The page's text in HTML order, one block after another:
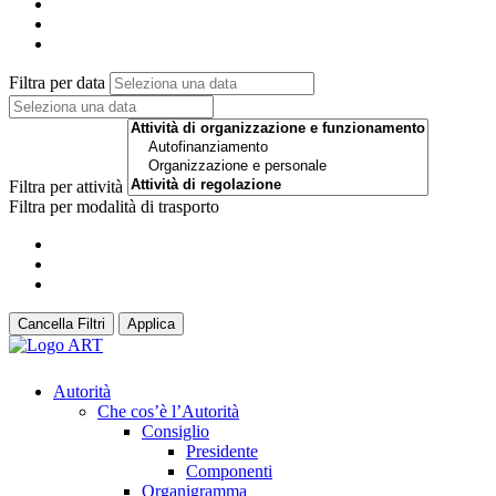
Filtra per data
Filtra per attività
Filtra per modalità di trasporto
Cancella Filtri Applica
Autorità
Che cos’è l’Autorità
Consiglio
Presidente
Componenti
Organigramma